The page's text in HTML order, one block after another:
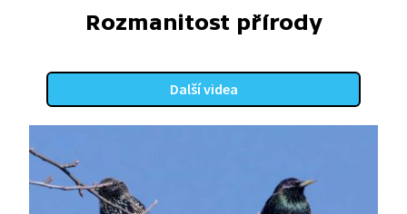
Rozmanitost přírody
Další videa